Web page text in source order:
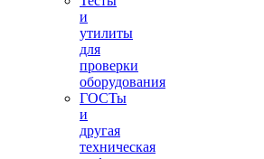
и
утилиты
для
проверки
оборудования
ГОСТы
и
другая
техническая